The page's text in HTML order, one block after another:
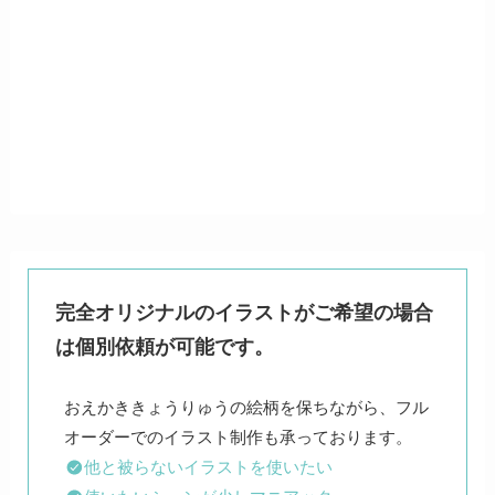
完全オリジナルのイラストがご希望の場合
は個別依頼が可能です。
おえかききょうりゅうの絵柄を保ちながら、フル
他と被らないイラストを使いたい